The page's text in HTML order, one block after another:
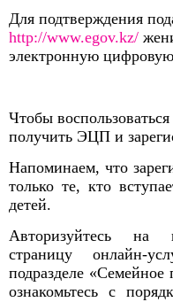
Для подтверждения
http://www.egov.kz/
электронную
Чтобы
получить ЭЦП и
Напоминаем, что
только те, кто
детей.
Авторизуйтесь
страницу онлайн-
подразделе
ознакомьтесь с